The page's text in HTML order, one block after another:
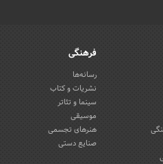
فرهنگی
رسانه‌ها
نشریات و کتاب
سینما و تئاتر
موسیقی
هنرهای تجسمی
صنایع دستی